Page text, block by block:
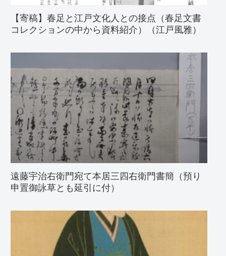
【寄稿】春足と江戸文化人との接点（春足文書
コレクションの中から資料紹介）（江戸風雅）
遠藤宇治右衛門宛て本居三四右衛門書簡（預り
申置御詠草とも延引に付）